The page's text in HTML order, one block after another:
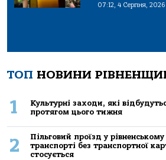
07:12, 4 Серпня, 2026
ТОП НОВИНИ
1
Культурні заходи, які
протягом цього тижня
2
Пільговий проїзд у
транспорті без транспортної
стосується